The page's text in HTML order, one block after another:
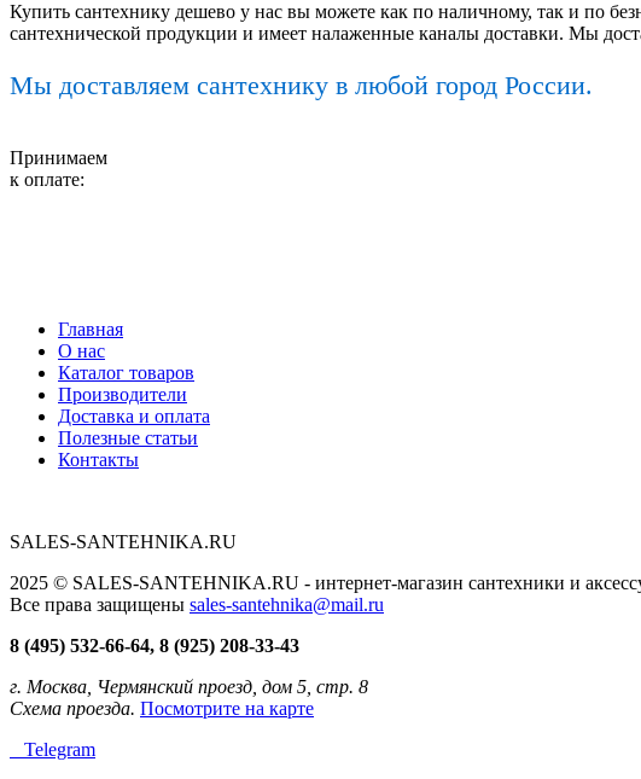
Купить сантехнику дешево у нас вы можете как по наличному, так и по
сантехнической продукции и имеет налаженные каналы доставки. Мы
Мы доставляем сантехнику в любой город России.
Принимаем
к оплате:
Главная
О нас
Каталог товаров
Производители
Доставка и оплата
Полезные статьи
Контакты
SALES-SANTEHNIKA.RU
2025 © SALES-SANTEHNIKA.RU - интернет-магазин сантехники и
Все права защищены sales-santehnika@mail.ru
8 (495) 532-66-64, 8 (925) 208-33-43
г. Москва, Чермянский проезд, дом 5, стр. 8
Схема проезда. Посмотрите на карте
Telegram